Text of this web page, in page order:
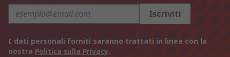
Iscriviti
I dati personali forniti saranno trattati in linea con la
nostra Politica sulla Privacy.